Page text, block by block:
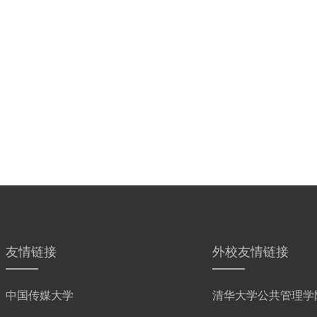
友情链接
中国传媒大学
外校友情链接
清华大学公共管理学